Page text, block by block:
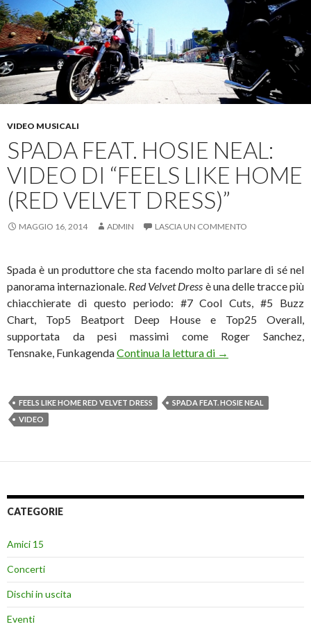
VIDEO MUSICALI
SPADA FEAT. HOSIE NEAL:
VIDEO DI “FEELS LIKE HOME
(RED VELVET DRESS)”
MAGGIO 16, 2014 ADMIN LASCIA UN COMMENTO
Spada è un produttore che sta facendo molto parlare di sé nel
panorama internazionale. Red Velvet Dress èuna delle tracce più
chiacchierate di questo periodo: #7 Cool Cuts, #5 Buzz
Chart, Top5 Beatport Deep House e Top25 Overall,
supportata da pesi massimi come Roger Sanchez,
Tensnake, FunkagendaContinua la lettura di Spada feat. Hosie
→
FEELS LIKE HOME RED VELVET DRESS
SPADA FEAT. HOSIE NEAL
VIDEO
CATEGORIE
Amici 15
Concerti
Dischi in uscita
Eventi